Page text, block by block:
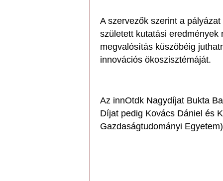
A szervezők szerint a
született kutatási eredmények
megvalósítás küszöbéig
innovációs ökoszisztémáját.
Az innOtdk Nagydíjat Bukta
Díjat pedig Kovács Dániel és
Gazdaságtudományi